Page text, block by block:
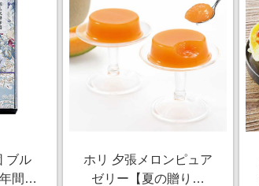
ブル
間ギ
ホリ 夕張メロンピュア
ゼリー【夏の贈りも